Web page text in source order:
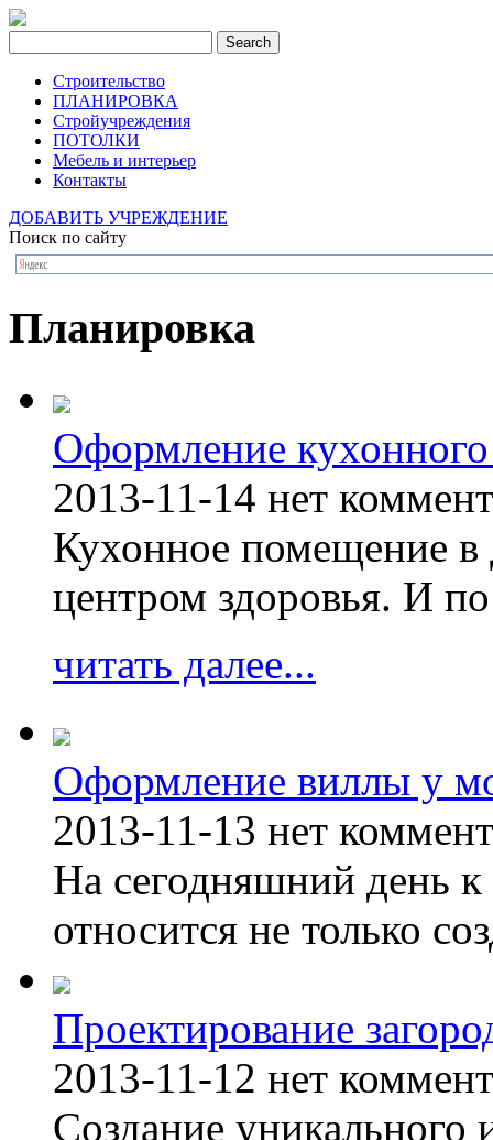
Строительство
ПЛАНИРОВКА
Стройучреждения
ПОТОЛКИ
Мебель и интерьер
Контакты
ДОБАВИТЬ УЧРЕЖДЕНИЕ
Поиск по сайту
Планировка
Оформление
2013-11-14 нет
Кухонное помещение в
центром здоровья. И
читать далее...
Оформление виллы у
2013-11-13 нет
На сегодняшний день к
относится не только
Проектирование
2013-11-12 нет
Создание уникального